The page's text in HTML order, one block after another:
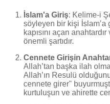
İslam'a Giriş: Kelime-i
söyleyen bir kişi İslam’a
kapısını açan
önemli şartıdır.
Cennete Girişin
Allah’tan başka ilah
Allah’ın Resulü
cennete girer"
kurtuluşun ve ahirette